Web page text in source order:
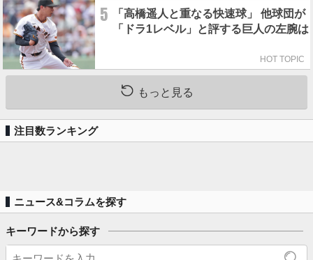
5
「高橋遥人と重なる快速球」 他球団が
「ドラ1レベル」と評する巨人の左腕は
HOT TOPIC
もっと見る
注目数ランキング
ニュース&コラムを探す
キーワードから探す